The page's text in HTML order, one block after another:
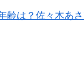
齢は？佐々木あ